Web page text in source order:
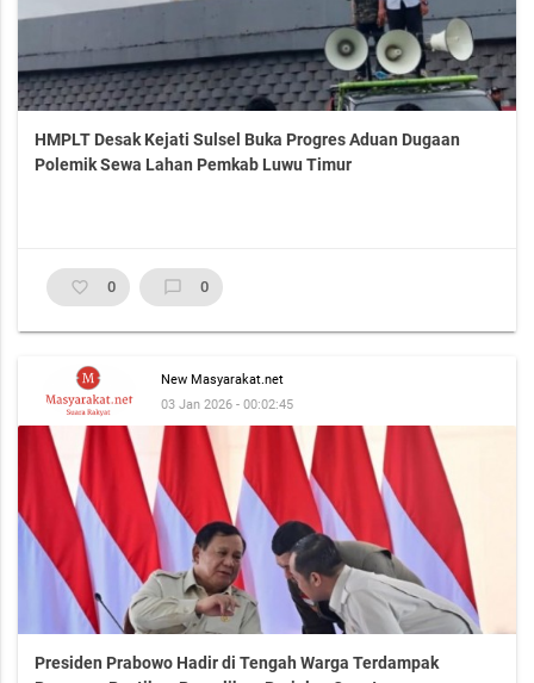
HMPLT Desak Kejati Sulsel Buka Progres Aduan Dugaan
Polemik Sewa Lahan Pemkab Luwu Timur
favorite_border 0 chat_bubble_outline 0
New Masyarakat.net
03 Jan 2026 - 00:02:45
Presiden Prabowo Hadir di Tengah Warga Terdampak